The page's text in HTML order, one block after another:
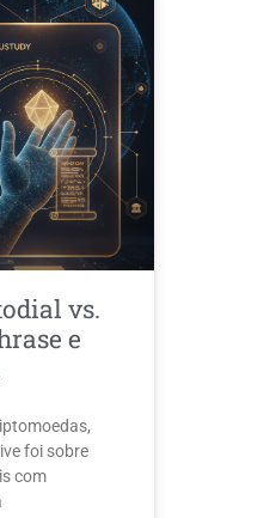
vs.
e
foi sobre
com